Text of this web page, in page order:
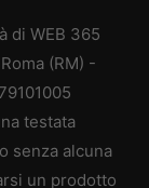
di WEB 365
(RM) -
testata
senza alcuna
un prodotto